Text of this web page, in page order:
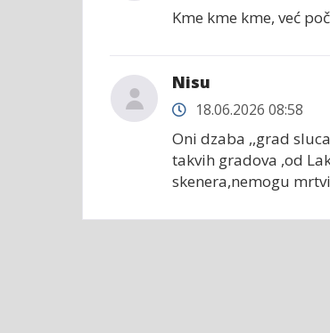
Kme kme kme, već
Nisu
18.06.2026 08:58
Oni dzaba ,,grad
takvih gradova ,od
skenera,nemogu